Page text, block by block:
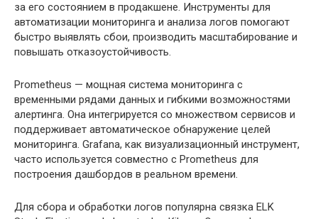
за его состоянием в продакшене. Инструменты для
автоматизации мониторинга и анализа логов помогают
быстро выявлять сбои, производить масштабирование и
повышать отказоустойчивость.
Prometheus — мощная система мониторинга с
временными рядами данных и гибкими возможностями
алертинга. Она интегрируется со множеством сервисов и
поддерживает автоматическое обнаружение целей
мониторинга. Grafana, как визуализационный инструмент,
часто используется совместно с Prometheus для
построения дашбордов в реальном времени.
Для сбора и обработки логов популярна связка ELK